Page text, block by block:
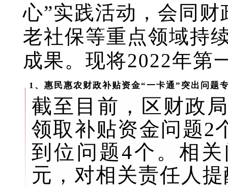
心”实践活动，会同
老社保等重点领域持
成果。现将2022年第
1、惠民惠农财政补贴资金“一卡通”突出问题
截至目前，区财政
领取补贴资金问题2
到位问题4个。相
元，对相关责任人